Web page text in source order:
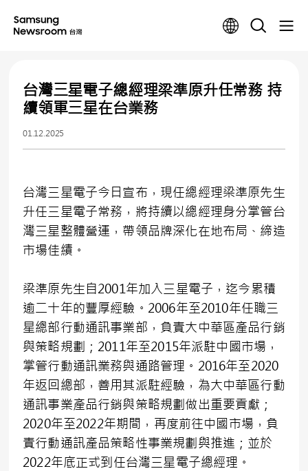
台灣三星電子總經理梁準原升任常務 持
續領軍三星在台業務
01.12.2025
台灣三星電子今日宣布，現任總經理梁準原先生
升任三星電子常務，將持續以總經理身分掌管台
灣三星整體營運，帶領品牌深化在地布局、締造
市場佳績。
梁準原先生自2001年加入三星電子，迄今累積
逾二十年的豐厚經驗。2006年至2010年任職三
星總部行動通訊事業部，負責大中華區產品行銷
與策略規劃；2011年至2015年派駐中國市場，
掌管行動通訊業務與通路管理。2016年至2020
年返回總部，善用其派駐經驗，為大中華區行動
通訊事業產品行銷與策略規劃做出重要貢獻；
2020年至2022年期間，再度前往中國市場，負
責行動通訊產品策略性事業規劃與推進；並於
2022年底正式到任台灣三星電子總經理。